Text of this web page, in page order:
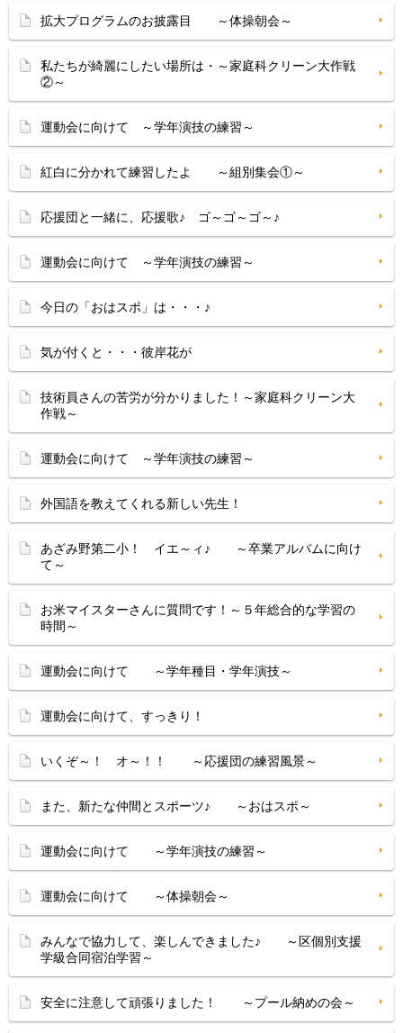
拡大プログラムのお披露目 ～体操朝会～
私たちが綺麗にしたい場所は・～家庭科クリーン大作戦
②～
運動会に向けて ～学年演技の練習～
紅白に分かれて練習したよ ～組別集会①～
応援団と一緒に、応援歌♪ ゴ～ゴ～ゴ～♪
運動会に向けて ～学年演技の練習～
今日の「おはスポ」は・・・♪
気が付くと・・・彼岸花が
技術員さんの苦労が分かりました！～家庭科クリーン大
作戦～
運動会に向けて ～学年演技の練習～
外国語を教えてくれる新しい先生！
あざみ野第二小！ イエ～ィ♪ ～卒業アルバムに向け
て～
お米マイスターさんに質問です！～５年総合的な学習の
時間～
運動会に向けて ～学年種目・学年演技～
運動会に向けて、すっきり！
いくぞ～！ オ～！！ ～応援団の練習風景～
また、新たな仲間とスポーツ♪ ～おはスポ～
運動会に向けて ～学年演技の練習～
運動会に向けて ～体操朝会～
みんなで協力して、楽しんできました♪ ～区個別支援
学級合同宿泊学習～
安全に注意して頑張りました！ ～プール納めの会～